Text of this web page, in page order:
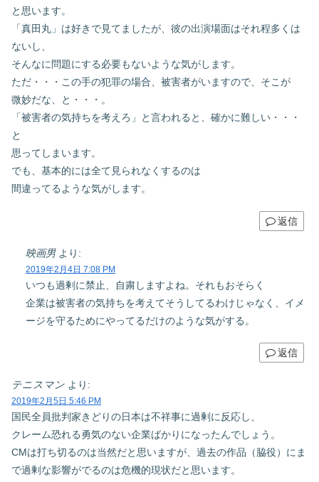
と思います。
「真田丸」は好きで見てましたが、彼の出演場面はそれ程多くは
ないし、
そんなに問題にする必要もないような気がします。
ただ・・・この手の犯罪の場合、被害者がいますので、そこが
微妙だな、と・・・。
「被害者の気持ちを考えろ」と言われると、確かに難しい・・・
と
思ってしまいます。
でも、基本的には全て見られなくするのは
間違ってるような気がします。
返信
映画男 より:
2019年2月4日 7:08 PM
いつも過剰に禁止、自粛しますよね。それもおそらく
企業は被害者の気持ちを考えてそうしてるわけじゃなく、イメ
ージを守るためにやってるだけのような気がする。
返信
テニスマン より:
2019年2月5日 5:46 PM
国民全員批判家きどりの日本は不祥事に過剰に反応し、
クレーム恐れる勇気のない企業ばかりになったんでしょう。
CMは打ち切るのは当然だと思いますが、過去の作品（脇役）にま
で過剰な影響がでるのは危機的現状だと思います。